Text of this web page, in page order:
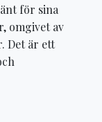
för sina
omgivet av
Det är ett